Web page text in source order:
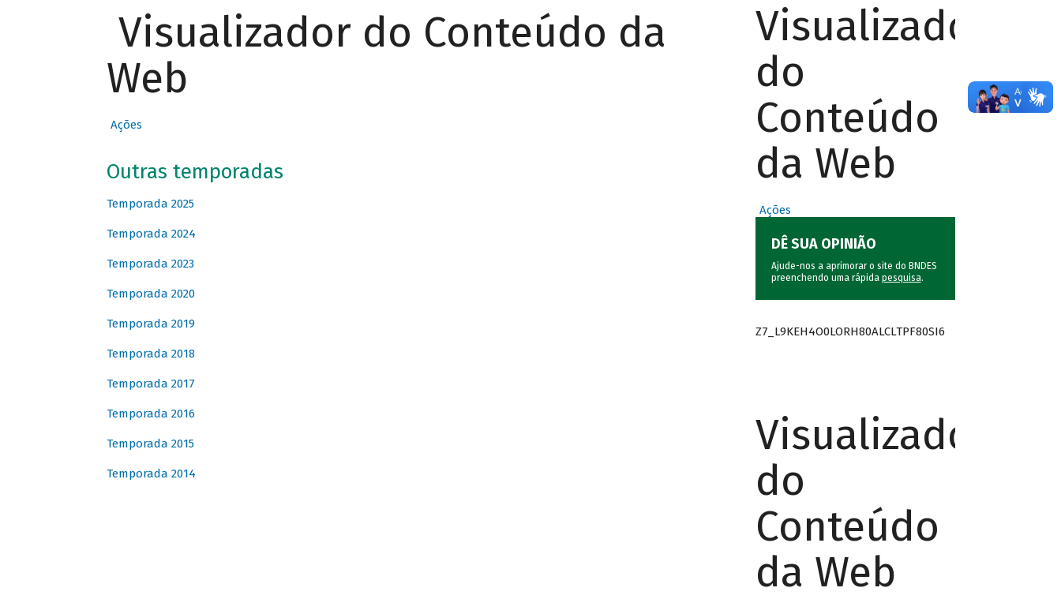
Visualizador do Conteúdo da
Web
Ações
Outras temporadas
Temporada 2025
Temporada 2024
Temporada 2023
Temporada 2020
Temporada 2019
Temporada 2018
Temporada 2017
Temporada 2016
Temporada 2015
Temporada 2014
Visualizador
do
Conteúdo
da Web
Ações
DÊ SUA OPINIÃO
Ajude-nos a aprimorar o site do BNDES
preenchendo uma rápida pesquisa.
Z7_L9KEH4O0LORH80ALCLTPF80SI6
Visualizador
do
Conteúdo
da Web